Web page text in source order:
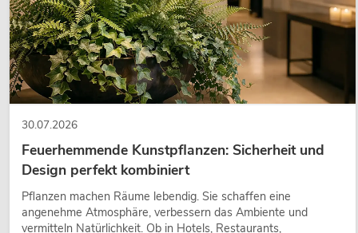
30.07.2026
Feuerhemmende Kunstpflanzen: Sicherheit und
Design perfekt kombiniert
Pflanzen machen Räume lebendig. Sie schaffen eine
angenehme Atmosphäre, verbessern das Ambiente und
vermitteln Natürlichkeit. Ob in Hotels, Restaurants,